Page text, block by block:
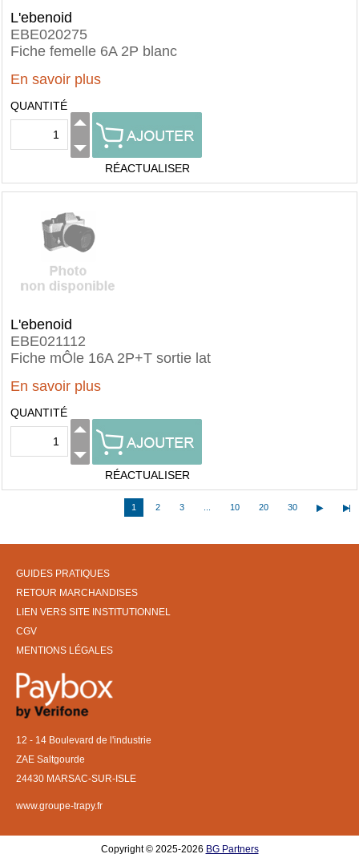
L'ebenoid
EBE020275
Fiche femelle 6A 2P blanc
En savoir plus
QUANTITÉ
RÉACTUALISER
L'ebenoid
EBE021112
Fiche mÔle 16A 2P+T sortie lat
En savoir plus
QUANTITÉ
RÉACTUALISER
1 2 3 10 20 30
GUIDES PRATIQUES
RETOUR MARCHANDISES
LIEN VERS SITE INSTITUTIONNEL
CGV
MENTIONS LÉGALES
12 - 14 Boulevard de l'industrie
ZAE Saltgourde
24430 MARSAC-SUR-ISLE
www.groupe-trapy.fr
Copyright © 2025-2026 BG Partners